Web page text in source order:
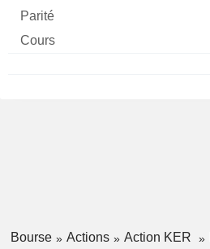
Bourse Actions Action KER